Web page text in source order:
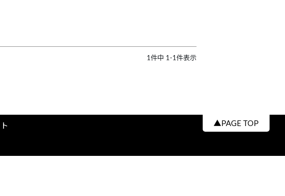
1件中 1 -1件表示
▲PAGE TOP